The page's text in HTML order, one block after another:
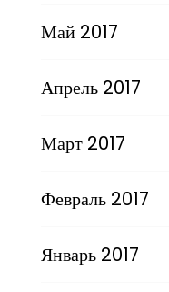
Май 2017
Апрель 2017
Март 2017
Февраль 2017
Январь 2017